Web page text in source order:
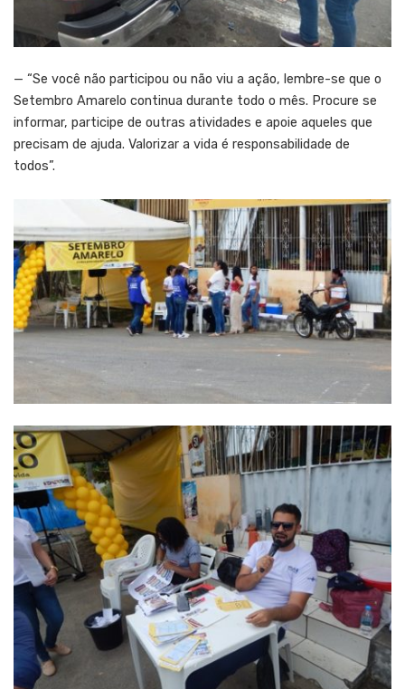
— “Se você não participou ou não viu a ação, lembre-se que o
Setembro Amarelo continua durante todo o mês. Procure se
informar, participe de outras atividades e apoie aqueles que
precisam de ajuda. Valorizar a vida é responsabilidade de
todos”.